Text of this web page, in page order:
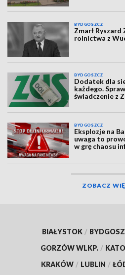
BYDGOSZCZ
Zmarł
rolnictwa z
BYDGOSZCZ
Dodatek dla
każdego.
świadczenie z
BYDGOSZCZ
Eksplozje na
uwaga to
w grę chaosu
ZOBACZ
BIAŁYSTOK /
GORZÓW WLKP. /
KRAKÓW / LUBLIN /